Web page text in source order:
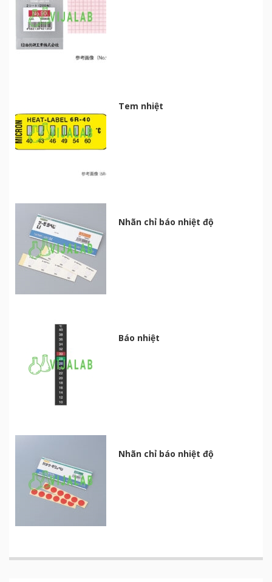
Tem nhiệt
Nhãn chỉ báo nhiệt độ
Báo nhiệt
Nhãn chỉ báo nhiệt độ